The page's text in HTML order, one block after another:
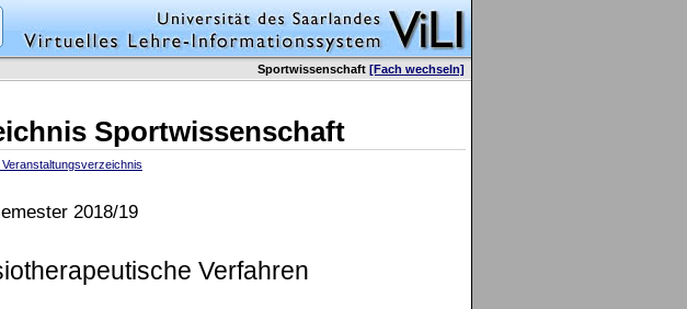
Sportwissenschaft [Fach wechseln]
Sportwissenschaft
2018/19
Verfahren